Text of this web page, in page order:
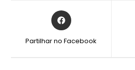
Partilhar no Facebook